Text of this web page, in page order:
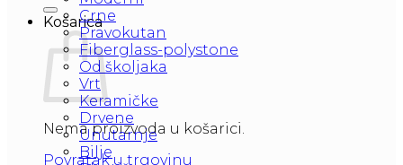
Košarica
Nema proizvoda u košarici.
Povratak u trgovinu
Crne
Pravokutan
Fiberglass-polystone
Od školjaka
Vrt
Keramičke
Drvene
Unutarnje
Bilje